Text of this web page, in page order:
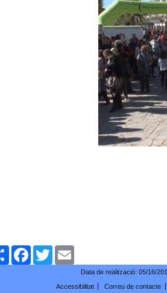
ComparteixFacebookTwitter
Data de realització: 05/16/
Accessibilitat
Correu de contacte